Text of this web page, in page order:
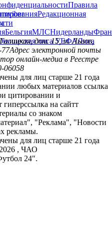
Правила
Редакционная
viber
БельгияМЛСНидерланды
лига УЕФАЛига
дом. 15, м. Львов,
Адрес электронной почты
онлайн-медиа в Реестре
06058
для лиц старше 21 года
любых материалов ссылка
цитировании и
гиперссылка на сайтт
со знаком
"Реклама", "Новости
рекламы.
для лиц старше 21 года
, ЧАО
24".